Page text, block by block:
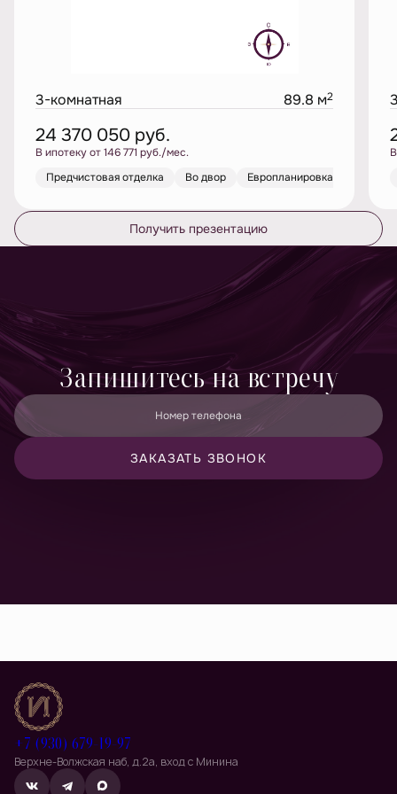
3-комнатная 89.8 м2
24 370 050 руб.
В ипотеку от 146 771 руб./мес.
Предчистовая отделка
Во двор Европланировка
Получить презентацию
Запишитесь на встречу
Номер телефона
ЗАКАЗАТЬ ЗВОНОК
Принимаюполитику конфиденциальностии даю согласие
+7 (930) 679-19-97
Верхне-Волжская наб, д.2а, вход с Минина